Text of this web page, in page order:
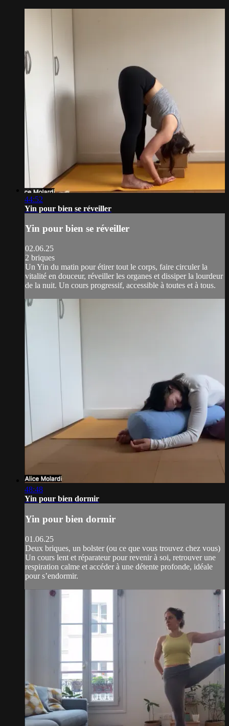
44:52
Yin pour bien se réveiller
Yin pour bien se réveiller
02.06.25
2 briques
Un Yin du matin pour étirer tout le corps, faire circuler la
vitalité en douceur, réveiller les organes et dissiper la lourdeur
de la nuit. Un cours progressif, accessible à toutes et à tous.
48:48
Yin pour bien dormir
Yin pour bien dormir
01.06.25
Deux briques, un bolster (ou ce que vous trouvez chez vous)
Un cours lent et réparateur pour revenir à soi, retrouver une
respiration calme et accéder à une détente profonde, idéale
pour s’endormir.